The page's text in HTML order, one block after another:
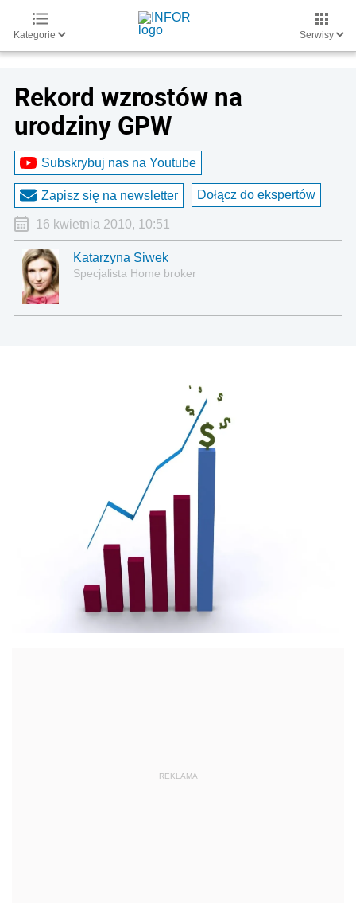
Kategorie Serwisy
Rekord wzrostów na
urodziny GPW
Subskrybuj nas na Youtube
Zapisz się na newsletter Dołącz do ekspertów
16 kwietnia 2010, 10:51
Katarzyna Siwek
Specjalista Home broker